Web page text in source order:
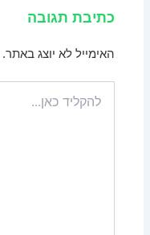
כתיבת תגובה
האימייל לא יוצג באתר.
כאן...